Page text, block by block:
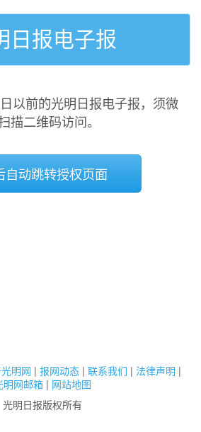
日报电子报
以前的光明日报电子报，须微
描二维码访问。
自动跳转授权页面
明网 | 报网动态 | 联系我们 | 法律声明 |
明网邮箱 | 网站地图
光明日报版权所有